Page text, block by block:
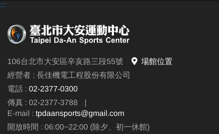
●報名方式：現場報名、網路報名、APP報名。
▪︎網路報名請點我(開啟新視窗)
google play 傳送門點我(另開新視窗)
●網路報名須要註冊小朋友的帳號，才可以報名喔！
:::
106台北市大安區辛亥路三段55號
場館位置
經營者 : 長佳機電工程股份有限公司
電話 : 02-2377-0300
傳真 : 02-2377-3788
|
E-mail : tpdaansports@gmail.com
開放時間 : 06:00~22:00 (除夕、初一休館)